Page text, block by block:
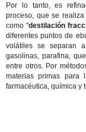
Por lo tanto, es
proceso, que se
como "destilación
diferentes puntos de
volátiles se separan
gasolinas, parafina,
entre otros. Por
materias primas para
farmacéutica, química y